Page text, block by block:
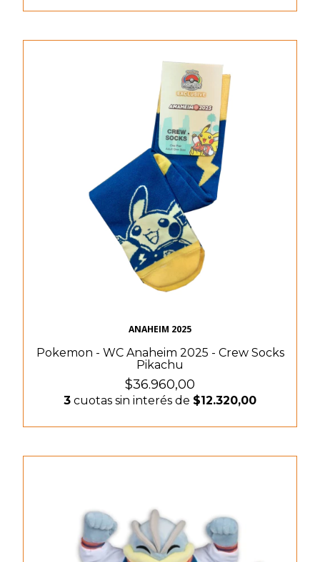
ANAHEIM 2025
Pokemon - WC Anaheim 2025 - Crew Socks
Pikachu
$36.960,00
3 cuotas sin interés de $12.320,00